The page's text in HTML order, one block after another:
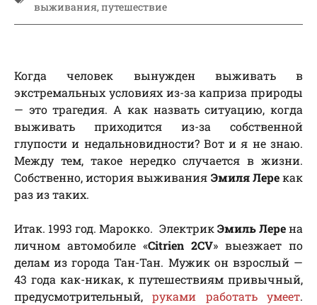
выживания, путешествие
Когда человек вынужден выживать в
экстремальных условиях из-за каприза природы
— это трагедия. А как назвать ситуацию, когда
выживать приходится из-за собственной
глупости и недальновидности? Вот и я не знаю.
Между тем, такое нередко случается в жизни.
Собственно, история выживания Эмиля Лерекак
раз из таких.
Итак. 1993 год. Марокко. Электрик Эмиль Лерена
личном автомобиле «Citrien 2CV» выезжает по
делам из города Тан-Тан. Мужик он взрослый —
43 года как-никак, к путешествиям привычный,
предусмотрительный,руками работать умеет.